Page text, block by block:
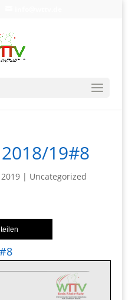
19#8
| Uncategorized
teilen